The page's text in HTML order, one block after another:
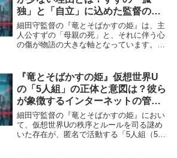
独」と「自立」に込めた監督の意
図
細田守監督の『竜とそばかすの姫』は、主
人公すずの「母親の死」と、それに伴う心
の傷が物語の大きな軸となっています。対
細田監督は意図的に父親の描写を減らした
のでしょうか？...
『竜とそばかすの姫』仮想世界U
の「5人組」の正体と意図は？彼ら
が象徴するインターネットの管理
者と裁き
細田守監督の『竜とそばかすの姫』におい
て、仮想世界Uの秩序とルールを司る謎め
いた存在が、匿名で活動する「5人組（5人